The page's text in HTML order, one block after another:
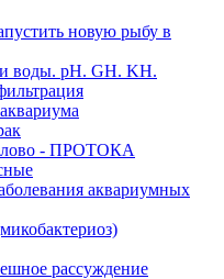
новую рыбу в
воды. рН. GH. KH.
- ПРОТОКА
аквариумных
рассуждение